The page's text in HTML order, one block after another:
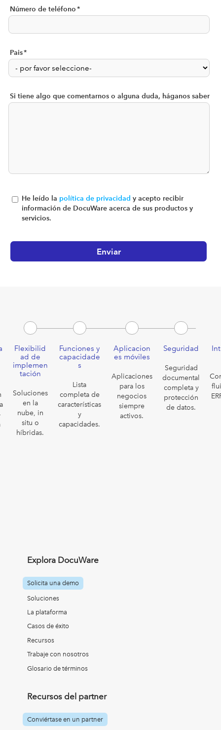
Número de teléfono*
Pais*
Si tiene algo que comentarnos o alguna duda, háganos saber
He leído la política de privacidad y acepto recibir
información de DocuWare acerca de sus productos y
servicios.
Flexibilid
ad de
implemen
tación
Soluciones
en la
nube, in
situ o
híbridas.
Funciones y
capacidade
s
Lista
completa de
características
y
capacidades.
Aplicacion
es móviles
Aplicaciones
para los
negocios
siempre
activos.
Seguridad
Seguridad
documental
completa y
protección
de datos.
Explora DocuWare
Solicita una demo
Soluciones
La plataforma
Casos de éxito
Recursos
Trabaje con nosotros
Glosario de términos
Recursos del partner
Conviértase en un partner